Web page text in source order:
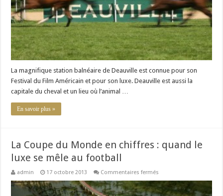
La magnifique station balnéaire de Deauville est connue pour son
Festival du Film Américain et pour son luxe. Deauville est aussi la
capitale du cheval et un lieu où l’animal …
En savoir plus »
La Coupe du Monde en chiffres : quand le
luxe se mêle au football
admin 17 octobre 2013 Commentaires fermés
Coupe
du